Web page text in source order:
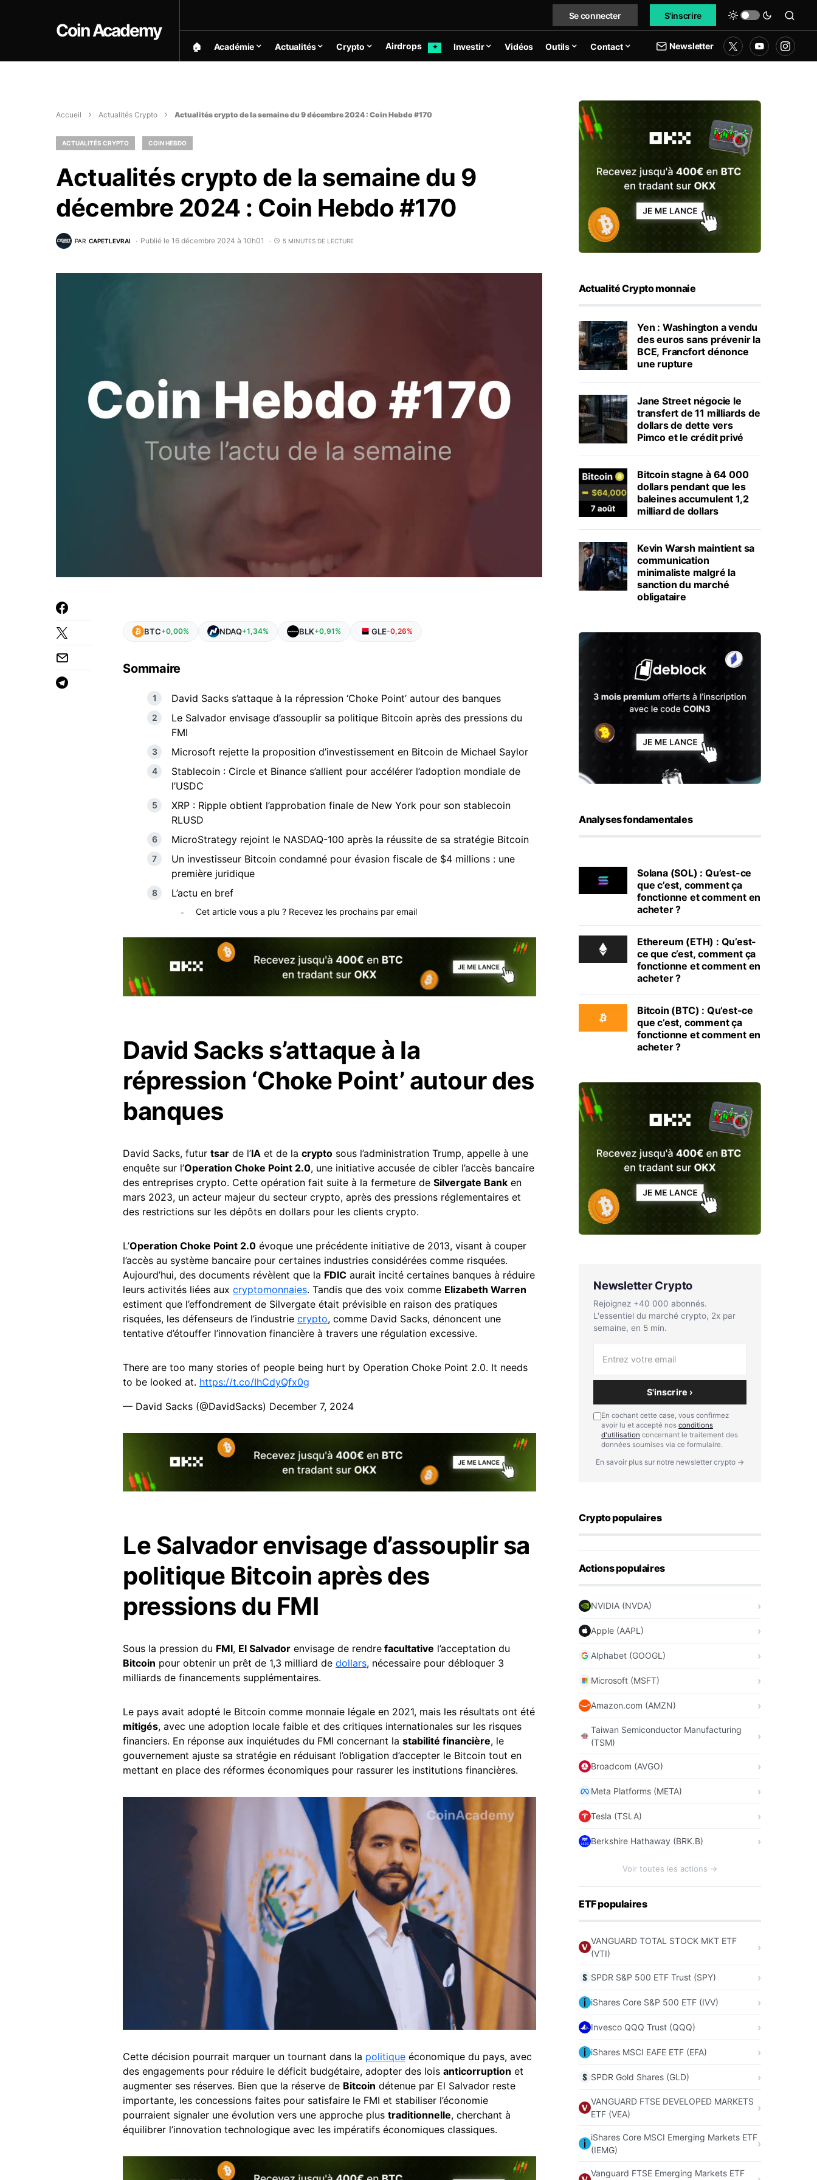
Coin Academy
Se connecter S'inscrire
🏠︎ Académie Actualités Crypto Airdrops ✦ Investir Vidéos Outils Contact Newsletter
Accueil Actualités Crypto Actualités crypto de la semaine du 9 décembre 2024 : Coin Hebdo #170
ACTUALITÉS CRYPTO COIN HEBDO
Actualités crypto de la semaine du 9
décembre 2024 : Coin Hebdo #170
PAR CAPETLEVRAI Publié le 16 décembre 2024 à 10h01 5 MINUTES DE LECTURE
BTC+0,00% NDAQ+1,34% BLK+0,91% GLE-0,26%
Sommaire
David Sacks s’attaque à la répression ‘Choke Point’ autour des banques
Le Salvador envisage d’assouplir sa politique Bitcoin après des pressions du
FMI
Microsoft rejette la proposition d’investissement en Bitcoin de Michael Saylor
Stablecoin : Circle et Binance s’allient pour accélérer l’adoption mondiale de
l’USDC
XRP : Ripple obtient l’approbation finale de New York pour son stablecoin
RLUSD
MicroStrategy rejoint le NASDAQ-100 après la réussite de sa stratégie Bitcoin
Un investisseur Bitcoin condamné pour évasion fiscale de $4 millions : une
première juridique
L’actu en bref
Cet article vous a plu ? Recevez les prochains par email
David Sacks s’attaque à la
répression ‘Choke Point’ autour des
banques
David Sacks, futur tsar de l’IA et de la crypto sous l’administration Trump, appelle à une
enquête sur l’Operation Choke Point 2.0, une initiative accusée de cibler l’accès bancaire
des entreprises crypto. Cette opération fait suite à la fermeture de Silvergate Bank en
mars 2023, un acteur majeur du secteur crypto, après des pressions réglementaires et
des restrictions sur les dépôts en dollars pour les clients crypto.
L’Operation Choke Point 2.0 évoque une précédente initiative de 2013, visant à couper
l’accès au système bancaire pour certaines industries considérées comme risquées.
Aujourd’hui, des documents révèlent que la FDIC aurait incité certaines banques à réduire
leurs activités liées aux cryptomonnaies. Tandis que des voix comme Elizabeth Warren
estiment que l’effondrement de Silvergate était prévisible en raison des pratiques
risquées, les défenseurs de l’industrie crypto, comme David Sacks, dénoncent une
tentative d’étouffer l’innovation financière à travers une régulation excessive.
There are too many stories of people being hurt by Operation Choke Point 2.0. It needs
to be looked at. https://t.co/IhCdyQfx0g
— David Sacks (@DavidSacks) December 7, 2024
Le Salvador envisage d’assouplir sa
politique Bitcoin après des
pressions du FMI
Sous la pression du FMI, El Salvador envisage de rendre facultative l’acceptation du
Bitcoin pour obtenir un prêt de 1,3 milliard de dollars, nécessaire pour débloquer 3
milliards de financements supplémentaires.
Le pays avait adopté le Bitcoin comme monnaie légale en 2021, mais les résultats ont été
mitigés, avec une adoption locale faible et des critiques internationales sur les risques
financiers. En réponse aux inquiétudes du FMI concernant la stabilité financière, le
gouvernement ajuste sa stratégie en réduisant l’obligation d’accepter le Bitcoin tout en
mettant en place des réformes économiques pour rassurer les institutions financières.
Cette décision pourrait marquer un tournant dans la politique économique du pays, avec
des engagements pour réduire le déficit budgétaire, adopter des lois anticorruption et
augmenter ses réserves. Bien que la réserve de Bitcoin détenue par El Salvador reste
importante, les concessions faites pour satisfaire le FMI et stabiliser l’économie
pourraient signaler une évolution vers une approche plus traditionnelle, cherchant à
équilibrer l’innovation technologique avec les impératifs économiques classiques.
Actualité Crypto monnaie
Yen : Washington a vendu
des euros sans prévenir la
BCE, Francfort dénonce
une rupture
Jane Street négocie le
transfert de 11 milliards de
dollars de dette vers
Pimco et le crédit privé
Bitcoin stagne à 64 000
dollars pendant que les
baleines accumulent 1,2
milliard de dollars
Kevin Warsh maintient sa
communication
minimaliste malgré la
sanction du marché
obligataire
Analyses fondamentales
Solana (SOL) : Qu’est-ce
que c’est, comment ça
fonctionne et comment en
acheter ?
Ethereum (ETH) : Qu’est-
ce que c’est, comment ça
fonctionne et comment en
acheter ?
Bitcoin (BTC) : Qu’est-ce
que c’est, comment ça
fonctionne et comment en
acheter ?
Newsletter Crypto
Rejoignez +40 000 abonnés.
L'essentiel du marché crypto, 2x par
semaine, en 5 min.
S'inscrire ›
En cochant cette case, vous confirmez
avoir lu et accepté nos conditions
d'utilisation concernant le traitement des
données soumises via ce formulaire.
En savoir plus sur notre newsletter crypto →
Crypto populaires
Actions populaires
NVIDIA (NVDA)
Apple (AAPL)
Alphabet (GOOGL)
Microsoft (MSFT)
Amazon.com (AMZN)
Taiwan Semiconductor Manufacturing
(TSM)
Broadcom (AVGO)
Meta Platforms (META)
Tesla (TSLA)
Berkshire Hathaway (BRK.B)
Voir toutes les actions →
ETF populaires
VANGUARD TOTAL STOCK MKT ETF
(VTI)
SPDR S&P 500 ETF Trust (SPY)
iShares Core S&P 500 ETF (IVV)
Invesco QQQ Trust (QQQ)
iShares MSCI EAFE ETF (EFA)
SPDR Gold Shares (GLD)
VANGUARD FTSE DEVELOPED MARKETS
ETF (VEA)
iShares Core MSCI Emerging Markets ETF
(IEMG)
Vanguard FTSE Emerging Markets ETF